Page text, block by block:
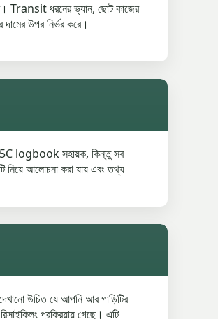
Transit ধরনের ভ্যান, ছোট কাজের
উপর নির্ভর করে।
V5C logbook সহায়ক, কিন্তু সব
নিয়ে আলোচনা করা যায় এবং তথ্য
উচিত যে আপনি আর গাড়িটির
প্রক্রিয়ায় গেছে। এটি